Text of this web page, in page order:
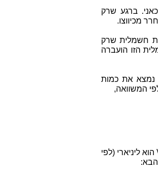
ברגע שרק
מכיווצו.
חשמלית שרק
הזו הועברה
נמצא את כמות
המשוואה,
הקשר בין המטען החשמלי q ובין המתח החשמלי בין הדקי הקבל V הוא ליניארי (לפי
הבא: